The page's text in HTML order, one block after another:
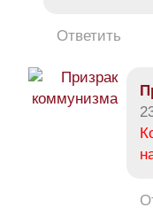
Ответить